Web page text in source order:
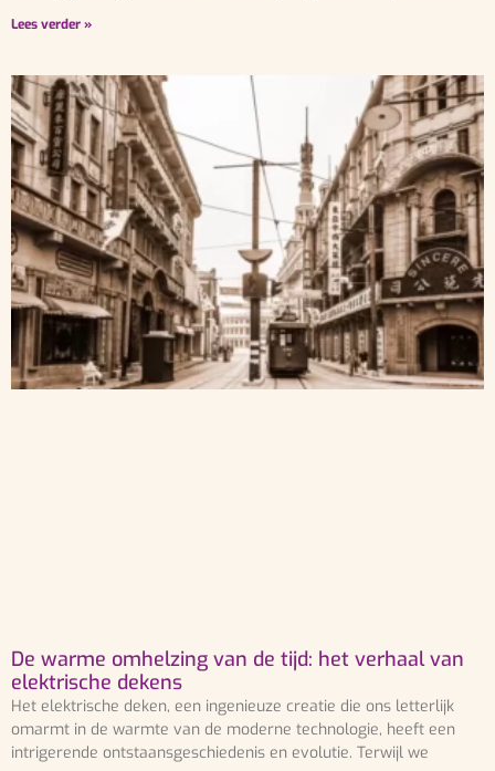
Lees verder »
De warme omhelzing van de tijd: het verhaal van
elektrische dekens
Het elektrische deken, een ingenieuze creatie die ons letterlijk
omarmt in de warmte van de moderne technologie, heeft een
intrigerende ontstaansgeschiedenis en evolutie. Terwijl we